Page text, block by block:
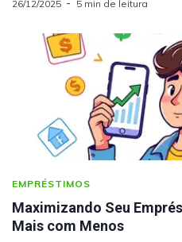
26/12/2025 5 min de leitura
EMPRÉSTIMOS
Maximizando Seu
Mais com Menos